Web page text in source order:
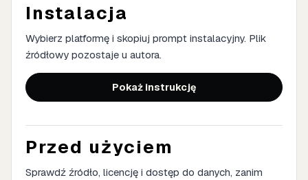
Instalacja
Wybierz platformę i skopiuj prompt instalacyjny. Plik
źródłowy pozostaje u autora.
Pokaż instrukcję
Przed użyciem
Sprawdź źródło, licencję i dostęp do danych, zanim